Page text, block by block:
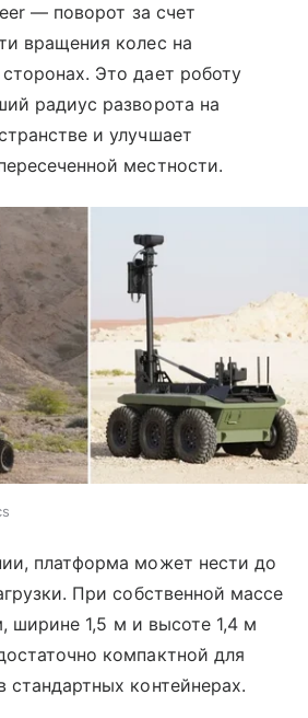
— поворот за счет
вращения колес на
Это дает роботу
радиус разворота на
и улучшает
местности.
платформа может нести до
При собственной массе
ширине 1,5 м и высоте 1,4 м
компактной для
стандартных контейнерах.